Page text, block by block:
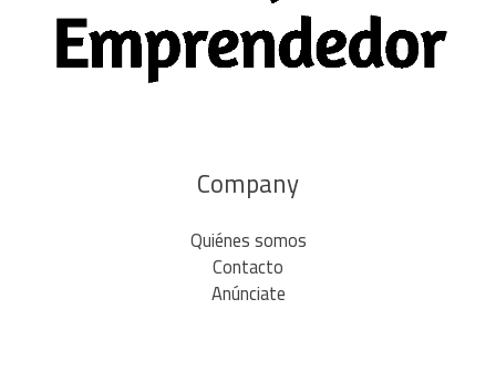
Company
Quiénes somos
Contacto
Anúnciate